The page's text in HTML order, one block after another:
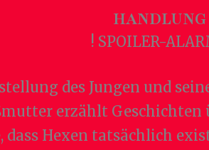
HANDLUNG
! SPOILER-
des Jungen und
erzählt
dass Hexen tatsächlich